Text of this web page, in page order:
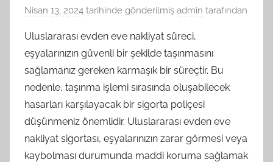
Nisan 13, 2024 tarihinde gönderilmiş admin tarafından
Uluslararası evden eve nakliyat süreci,
eşyalarınızın güvenli bir şekilde taşınmasını
sağlamanız gereken karmaşık bir süreçtir. Bu
nedenle, taşınma işlemi sırasında oluşabilecek
hasarları karşılayacak bir sigorta poliçesi
düşünmeniz önemlidir. Uluslararası evden eve
nakliyat sigortası, eşyalarınızın zarar görmesi veya
kaybolması durumunda maddi koruma sağlamak